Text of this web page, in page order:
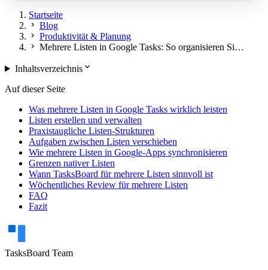
Startseite
chevron_right Blog
chevron_right Produktivität & Planung
chevron_right Mehrere Listen in Google Tasks: So organisieren Si…
Inhaltsverzeichnisexpand_more
Auf dieser Seite
Was mehrere Listen in Google Tasks wirklich leisten
Listen erstellen und verwalten
Praxistaugliche Listen-Strukturen
Aufgaben zwischen Listen verschieben
Wie mehrere Listen in Google-Apps synchronisieren
Grenzen nativer Listen
Wann TasksBoard für mehrere Listen sinnvoll ist
Wöchentliches Review für mehrere Listen
FAQ
Fazit
TasksBoard Team